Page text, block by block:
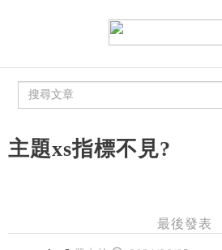
主題xs指標不見?
最後發表